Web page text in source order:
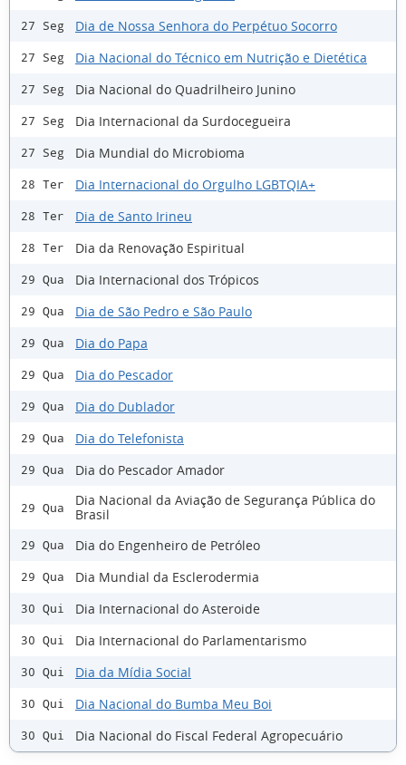
27 Seg Dia de Nossa Senhora do Perpétuo Socorro
27 Seg Dia Nacional do Técnico em Nutrição e Dietética
27 Seg Dia Nacional do Quadrilheiro Junino
27 Seg Dia Internacional da Surdocegueira
27 Seg Dia Mundial do Microbioma
28 Ter Dia Internacional do Orgulho LGBTQIA+
28 Ter Dia de Santo Irineu
28 Ter Dia da Renovação Espiritual
29 Qua Dia Internacional dos Trópicos
29 Qua Dia de São Pedro e São Paulo
29 Qua Dia do Papa
29 Qua Dia do Pescador
29 Qua Dia do Dublador
29 Qua Dia do Telefonista
29 Qua Dia do Pescador Amador
29 Qua
Dia Nacional da Aviação de Segurança Pública do
Brasil
29 Qua Dia do Engenheiro de Petróleo
29 Qua Dia Mundial da Esclerodermia
30 Qui Dia Internacional do Asteroide
30 Qui Dia Internacional do Parlamentarismo
30 Qui Dia da Mídia Social
30 Qui Dia Nacional do Bumba Meu Boi
30 Qui Dia Nacional do Fiscal Federal Agropecuário